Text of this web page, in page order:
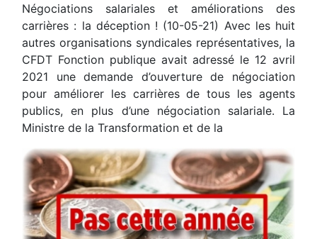
Négociations salariales et améliorations des
carrières : la déception ! (10-05-21) Avec les huit
autres organisations syndicales représentatives, la
CFDT Fonction publique avait adressé le 12 avril
2021 une demande d’ouverture de négociation
pour améliorer les carrières de tous les agents
publics, en plus d’une négociation salariale. La
Ministre de la Transformation et de la